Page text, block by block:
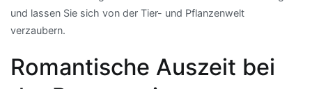
und lassen Sie sich von der Tier- und Pflanzenwelt
verzaubern.
Romantische Auszeit bei